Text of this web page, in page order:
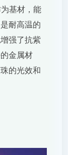
基材，能
耐高温的
强了抗紫
金属材
的光效和